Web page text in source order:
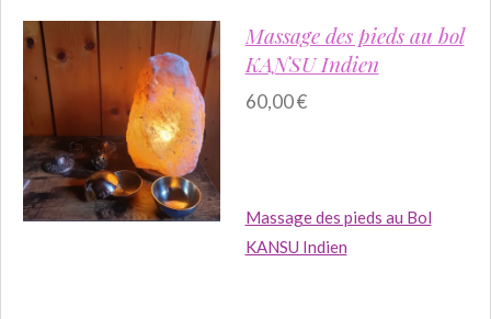
Massage des pieds au bol
KANSU Indien
60,00 €
Massage des pieds au Bol
KANSU Indien